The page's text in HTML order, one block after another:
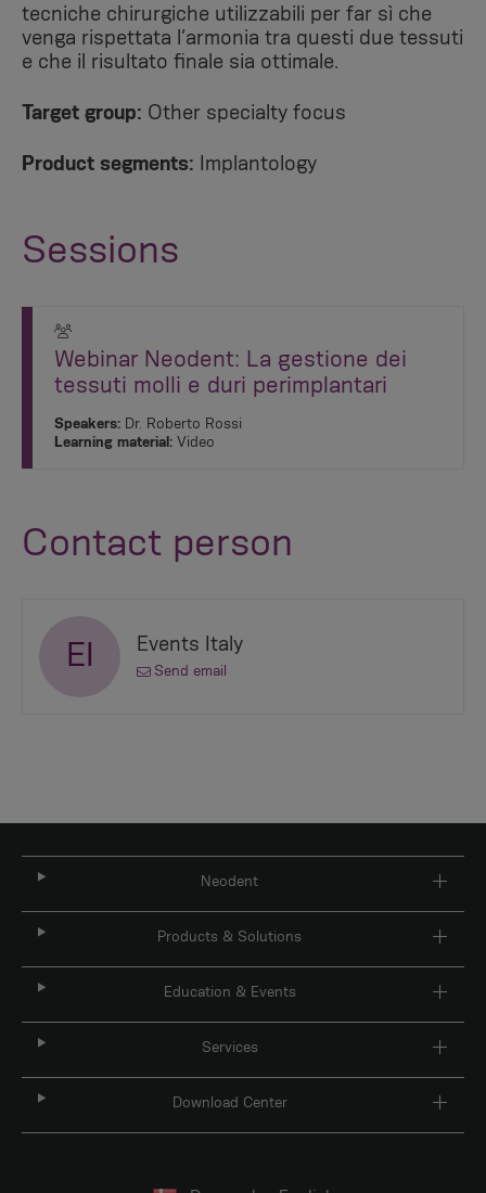
tecniche chirurgiche utilizzabili per far sì che
venga rispettata l’armonia tra questi due tessuti
e che il risultato finale sia ottimale.
Target group: Other specialty focus
Product segments: Implantology
Sessions
Webinar Neodent: La gestione dei
tessuti molli e duri perimplantari
Speakers: Dr. Roberto Rossi
Learning material: Video
Contact person
EI Events Italy
Send email
Neodent
Products & Solutions
Education & Events
Services
Download Center